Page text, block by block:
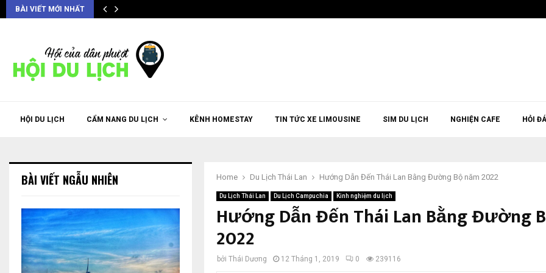
BÀI VIẾT MỚI NHẤT
HỘI DU LỊCH CẨM NANG DU LỊCH KÊNH HOMESTAY TIN TỨC XE LIMOUSINE SIM DU LỊCH NGHIỆN CAFE HỎI
Home Du Lịch Thái Lan Hướng Dẫn Đến Thái Lan Bằng Đường Bộ năm 2022
Du Lịch Thái Lan Du Lịch Campuchia Kinh nghiệm du lịch
Hướng Dẫn Đến Thái Lan Bằng Đường
2022
bởi Thái Dương 12 Tháng 1, 2019 0 239116
BÀI VIẾT NGẪU NHIÊN